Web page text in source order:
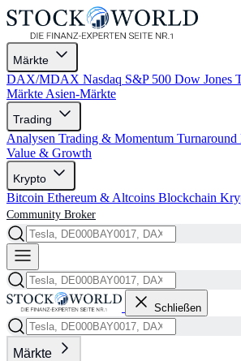
Märkte
DAX/MDAX Nasdaq S&P 500 Dow Jones
Märkte Asien-Märkte
Trading
Analysen Trading & Momentum Turnaround
Value & Growth
Krypto
Bitcoin Ethereum & Altcoins Blockchain
Community Broker
Schließen
Märkte